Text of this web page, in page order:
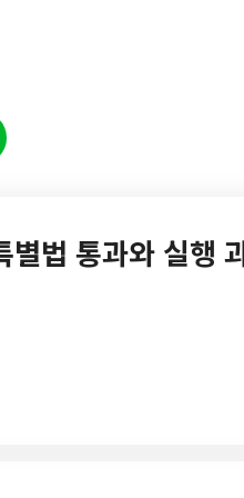
법 통과와 실행